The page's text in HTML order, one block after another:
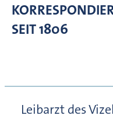
SEIT 1806
Leibarzt des